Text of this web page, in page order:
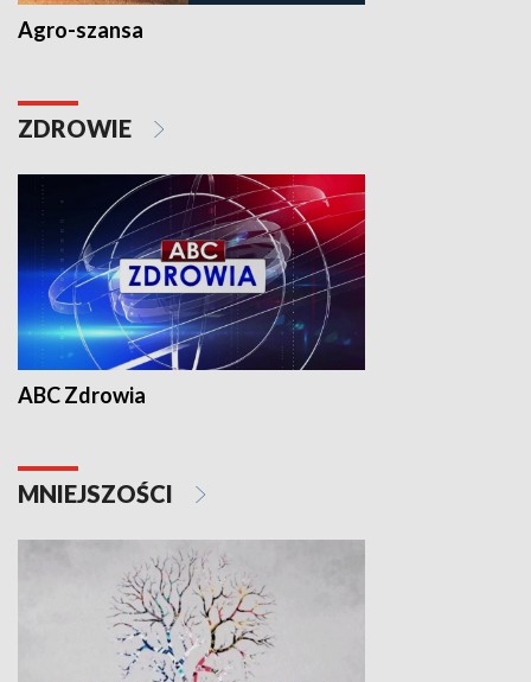
Agro-szansa
ZDROWIE
ABC Zdrowia
MNIEJSZOŚCI